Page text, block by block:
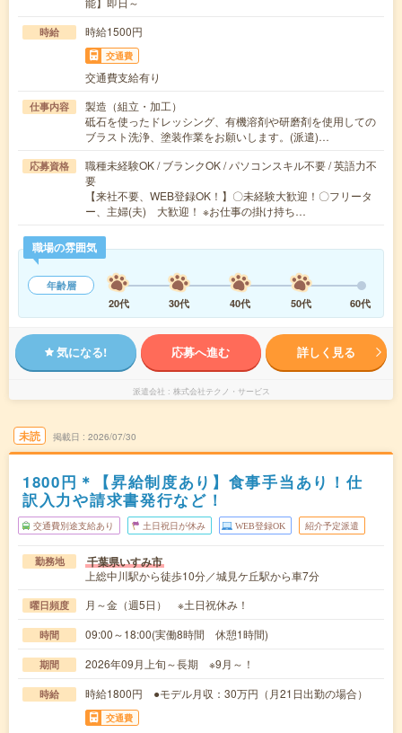
時給 時給1500円
交通費
交通費支給有り
仕事内容
製造（組立・加工）
砥石を使ったドレッシング、有機溶剤や研磨剤を使用しての
ブラスト洗浄、塗装作業をお願いします。(派遣)…
応募資格
職種未経験OK / ブランクOK / パソコンスキル不要 / 英語力不
要
【来社不要、WEB登録OK！】〇未経験大歓迎！〇フリータ
ー、主婦(夫) 大歓迎！ ※お仕事の掛け持ち…
職場の雰囲気
年齢層
20代
30代 40代 50代 60代
気になる! 応募へ進む 詳しく見る
派遣会社 株式会社テクノ・サービス
未読 掲載日 2026/07/30
1800円＊【昇給制度あり】食事手当あり！仕
訳入力や請求書発行など！
交通費別途支給あり 土日祝日が休み WEB登録OK 紹介予定派遣
勤務地 千葉県いすみ市
上総中川駅から徒歩10分／城見ケ丘駅から車7分
曜日頻度 月～金（週5日） ※土日祝休み！
時間 09:00～18:00(実働8時間 休憩1時間)
期間 2026年09月上旬～長期 ※9月～！
時給 時給1800円 ●モデル月収：30万円（月21日出勤の場合）
交通費